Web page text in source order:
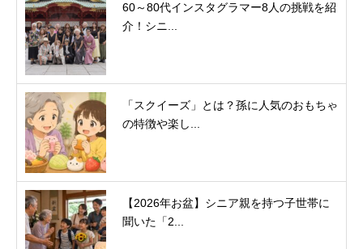
60～80代インスタグラマー8人の挑戦を紹
介！シニ...
「スクイーズ」とは？孫に人気のおもちゃ
の特徴や楽し...
【2026年お盆】シニア親を持つ子世帯に
聞いた「2...